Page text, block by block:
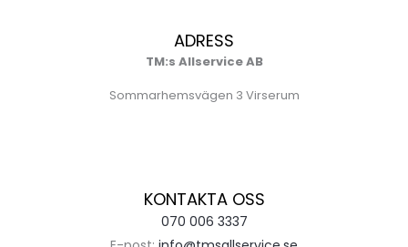
ADRESS
TM:s Allservice AB
Sommarhemsvägen 3 Virserum
KONTAKTA OSS
070 006 3337